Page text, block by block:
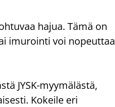
hajua. Tämä on
imurointi voi nopeuttaa
JYSK-myymälästä,
Kokeile eri